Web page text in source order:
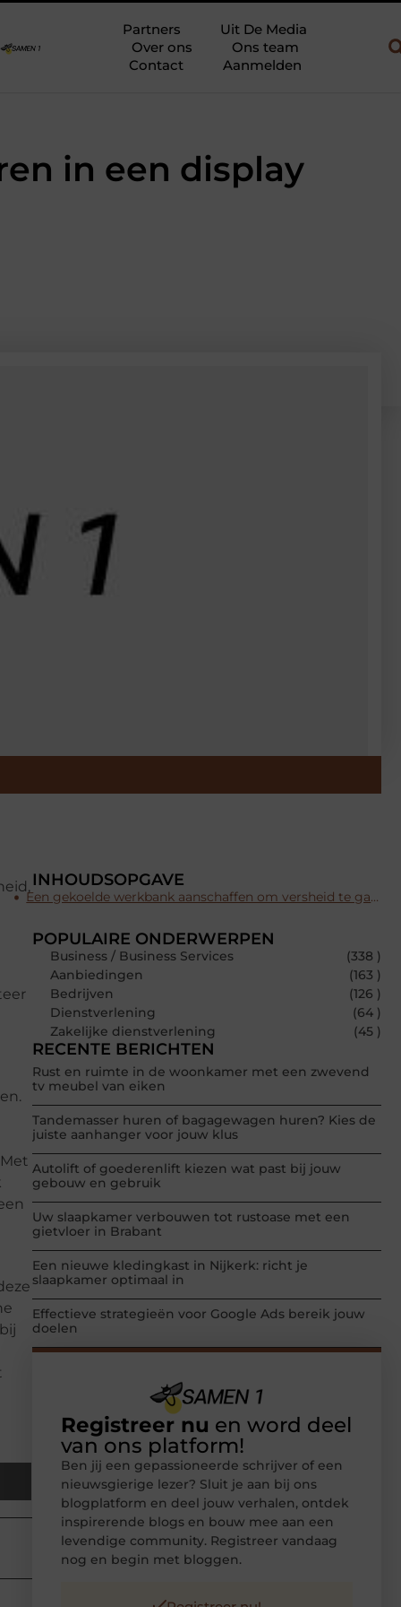
Partners
Uit De Media
Over ons
Ons team
Contact
Aanmelden
in een display
INHOUDSOPGAVE
Een gekoelde werkbank aanschaffen om versheid te garanderen
POPULAIRE ONDERWERPEN
Business / Business Services
(338 )
Aanbiedingen
(163 )
Bedrijven
(126 )
Dienstverlening
(64 )
Zakelijke dienstverlening
(45 )
RECENTE BERICHTEN
Rust en ruimte in de woonkamer met een zwevend
tv meubel van eiken
Tandemasser huren of bagagewagen huren? Kies de
juiste aanhanger voor jouw klus
Autolift of goederenlift kiezen wat past bij jouw
gebouw en gebruik
Uw slaapkamer verbouwen tot rustoase met een
gietvloer in Brabant
Een nieuwe kledingkast in Nijkerk: richt je
slaapkamer optimaal in
Effectieve strategieën voor Google Ads bereik jouw
doelen
Registreer nu en word deel
van ons platform!
Ben jij een gepassioneerde schrijver of een
nieuwsgierige lezer? Sluit je aan bij ons
blogplatform en deel jouw verhalen, ontdek
inspirerende blogs en bouw mee aan een
levendige community. Registreer vandaag
nog en begin met bloggen.